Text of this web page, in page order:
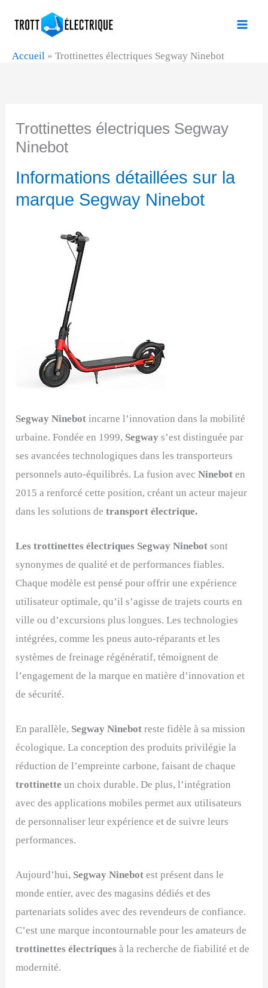
Accueil » Trottinettes électriques Segway Ninebot
Trottinettes électriques Segway
Ninebot
Informations détaillées sur la
marque Segway Ninebot
Segway Ninebot incarne l’innovation dans la mobilité
urbaine. Fondée en 1999, Segways’est distinguée par
ses avancées technologiques dans les transporteurs
personnels auto-équilibrés. La fusion avecNineboten
2015 a renforcé cette position, créant un acteur majeur
dans les solutions detransport électrique.
Les trottinettes électriques Segway Ninebotsont
synonymes de qualité et de performances fiables.
Chaque modèle est pensé pour offrir une expérience
utilisateur optimale, qu’il s’agisse de trajets courts en
ville ou d’excursions plus longues. Les technologies
intégrées, comme les pneus auto-réparants et les
systèmes de freinage régénératif, témoignent de
l’engagement de la marque en matière d’innovation et
de sécurité.
En parallèle, Segway Ninebot reste fidèle à sa mission
écologique. La conception des produits privilégie la
réduction de l’empreinte carbone, faisant de chaque
trottinetteun choix durable. De plus, l’intégration
avec des applications mobiles permet aux utilisateurs
de personnaliser leur expérience et de suivre leurs
performances.
Aujourd’hui, Segway Ninebot est présent dans le
monde entier, avec des magasins dédiés et des
partenariats solides avec des revendeurs de confiance.
C’est une marque incontournable pour les amateurs de
trottinettes électriques à la recherche de fiabilité et de
modernité.